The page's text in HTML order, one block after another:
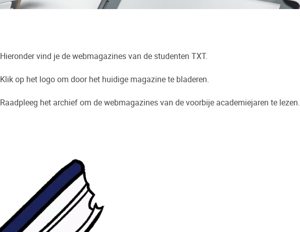
Hieronder vind je de webmagazines van de studenten TXT.
Klik op het logo om door het huidige magazine te bladeren.
Raadpleeg het archief om de webmagazines van de voorbije academiejaren te lezen.